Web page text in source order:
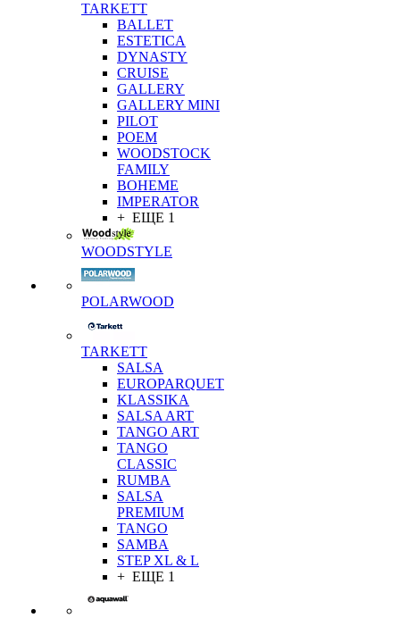
TARKETT
BALLET
ESTETICA
DYNASTY
CRUISE
GALLERY
GALLERY MINI
PILOT
POEM
WOODSTOCK
FAMILY
BOHEME
IMPERATOR
+ ЕЩЕ 1
WOODSTYLE
POLARWOOD
TARKETT
SALSA
EUROPARQUET
KLASSIKA
SALSA ART
TANGO ART
TANGO
CLASSIC
RUMBA
SALSA
PREMIUM
TANGO
SAMBA
STEP XL & L
+ ЕЩЕ 1